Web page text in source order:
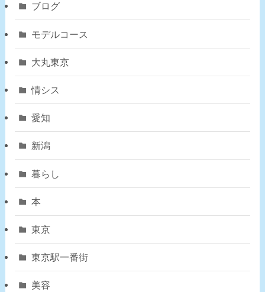
ブログ
モデルコース
大丸東京
情シス
愛知
新潟
暮らし
本
東京
東京駅一番街
美容